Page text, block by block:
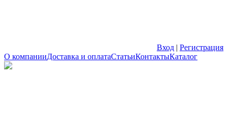
Вход | Регистрация
О компанииДоставка и оплатаСтатьиКонтактыКаталог